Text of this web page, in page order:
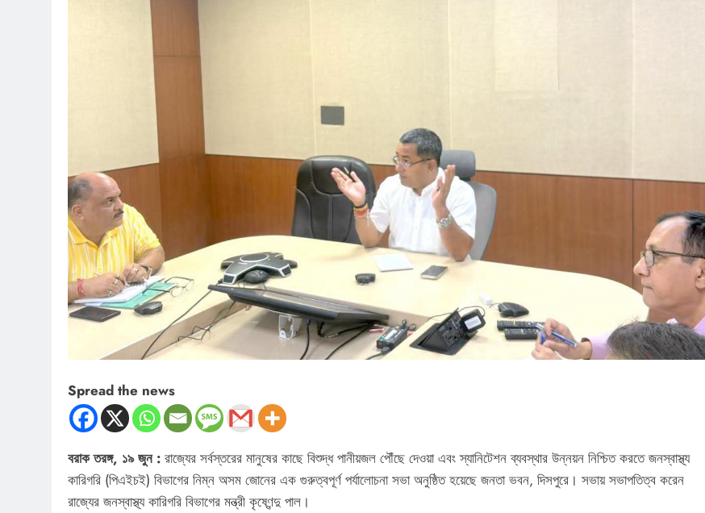
Spread the news
বরাক তরঙ্গ, ১৯ জুন : রাজ্যের সর্বস্তরের মানুষের কাছে বিশুদ্ধ পানীয়জল পৌঁছে দেওয়া এবং স্যানিটেশন ব্যবস্থার উন্নয়ন নিশ্চিত করতে জনস্বাস্থ্য
কারিগরি (পিএইচই) বিভাগের নিম্ন অসম জোনের এক গুরুত্বপূর্ণ পর্যালোচনা সভা অনুষ্ঠিত হয়েছে জনতা ভবন, দিসপুরে। সভায় সভাপতিত্ব করেন
রাজ্যের জনস্বাস্থ্য কারিগরি বিভাগের মন্ত্রী কৃষ্ণেন্দু পাল।